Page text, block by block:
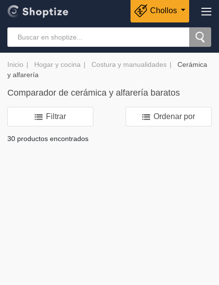
Chollos
Inicio Hogar y cocina Costura y manualidades
Cerámica
y alfarería
Comparador de cerámica y alfarería baratos
Filtrar Ordenar por
30 productos encontrados